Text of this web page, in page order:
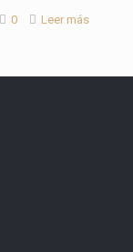
0 Leer más